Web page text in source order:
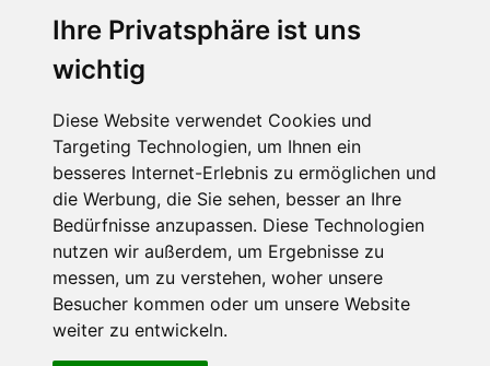
Ihre Privatsphäre ist uns
wichtig
Diese Website verwendet Cookies und
Targeting Technologien, um Ihnen ein
besseres Internet-Erlebnis zu ermöglichen und
die Werbung, die Sie sehen, besser an Ihre
Bedürfnisse anzupassen. Diese Technologien
nutzen wir außerdem, um Ergebnisse zu
messen, um zu verstehen, woher unsere
Besucher kommen oder um unsere Website
weiter zu entwickeln.
Hier finden Sie uns auch
Abonnieren Sie unseren Newsletter
Email*